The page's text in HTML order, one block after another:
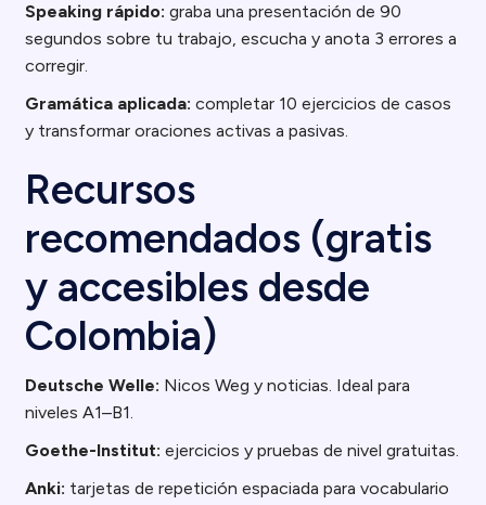
Speaking rápido: graba una presentación de 90
segundos sobre tu trabajo, escucha y anota 3 errores a
corregir.
Gramática aplicada: completar 10 ejercicios de casos
y transformar oraciones activas a pasivas.
Recursos
recomendados (gratis
y accesibles desde
Colombia)
Deutsche Welle: Nicos Weg y noticias. Ideal para
niveles A1–B1.
Goethe-Institut: ejercicios y pruebas de nivel gratuitas.
Anki: tarjetas de repetición espaciada para vocabulario